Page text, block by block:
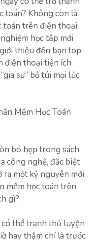
toán? Không còn là
toán trên điện thoại
học tập mới
thiệu đến bạn top
điện thoại tiện ích
sư” bỏ túi mọi lúc
Mềm Học Toán
bó hẹp trong sách
công nghệ, đặc biệt
ra một kỷ nguyên mới
mềm học toán trên
gì?
thể tranh thủ luyện
hay thậm chí là trước